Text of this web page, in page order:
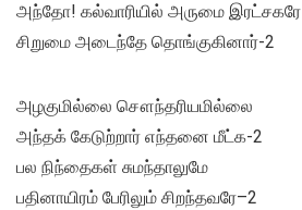
அந்தோ! கல்வாரியில் அருமை இரட்சகரே
சிறுமை அடைந்தே தொங்குகினார்-2
அழகுமில்லை சௌந்தரியமில்லை
அந்தக் கேடுற்றார் எந்தனை மீட்க-2
பல நிந்தைகள் சுமந்தாலுமே
பதினாயிரம் பேரிலும் சிறந்தவரே–2